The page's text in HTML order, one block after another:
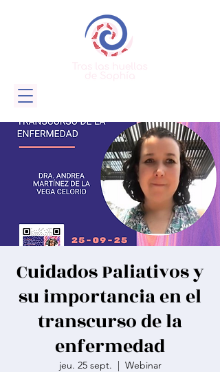
Cuidados Paliativos y
su importancia en el
transcurso de la
enfermedad
jeu. 25 sept.
  |
Webinar